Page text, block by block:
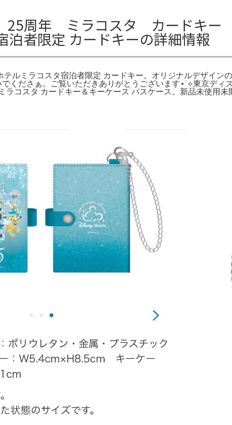
周年 ミラコスタ カードキー
泊者限定 カードキーの詳細情報
テルミラコスタ宿泊者限定 カードキー。オリジナルデザイ
くださぁ。ご覧いただきありがとうございます⋆˙⟡東京デ
ラコスタ カードキー＆キーケース パスケース。新品未使用